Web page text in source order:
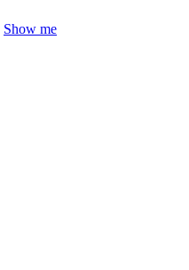
Show me